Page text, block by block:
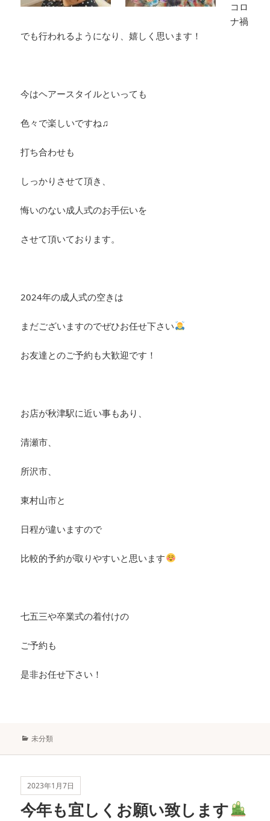
コロ
ナ禍
でも行われるようになり、嬉しく思います！
今はヘアースタイルといっても
色々で楽しいですね♫
打ち合わせも
しっかりさせて頂き、
悔いのない成人式のお手伝いを
させて頂いております。
2024年の成人式の空きは
まだございますのでぜひお任せ下さい
お友達とのご予約も大歓迎です！
お店が秋津駅に近い事もあり、
清瀬市、
所沢市、
東村山市と
日程が違いますので
比較的予約が取りやすいと思います
七五三や卒業式の着付けの
ご予約も
是非お任せ下さい！
カ
ー
未分類
2023年1月7日
今年も宜しくお願い致します